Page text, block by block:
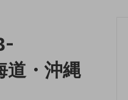
道・沖縄